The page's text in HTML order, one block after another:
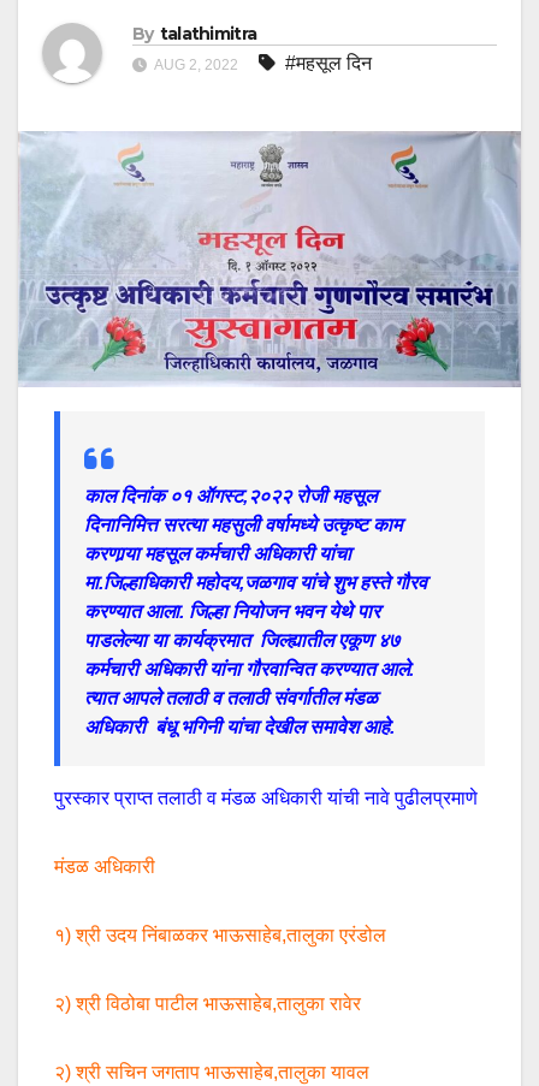
By talathimitra
AUG 2, 2022 #महसूल दिन
काल दिनांक ०१ ऑगस्ट,२०२२ रोजी महसूल
दिनानिमित्त सरत्या महसुली वर्षामध्ये उत्कृष्ट काम
करणार्‍या महसूल कर्मचारी अधिकारी यांचा
मा.जिल्हाधिकारी महोदय,जळगाव यांचे शुभ हस्ते गौरव
करण्यात आला. जिल्हा नियोजन भवन येथे पार
पाडलेल्या या कार्यक्रमात जिल्ह्यातील एकूण ४७
कर्मचारी अधिकारी यांना गौरवान्वित करण्यात आले.
त्यात आपले तलाठी व तलाठी संवर्गातील मंडळ
अधिकारी बंधू भगिनी यांचा देखील समावेश आहे.
पुरस्कार प्राप्त तलाठी व मंडळ अधिकारी यांची नावे पुढीलप्रमाणे
मंडळ अधिकारी
१) श्री उदय निंबाळकर भाऊसाहेब,तालुका एरंडोल
२) श्री विठोबा पाटील भाऊसाहेब,तालुका रावेर
२) श्री सचिन जगताप भाऊसाहेब,तालुका यावल